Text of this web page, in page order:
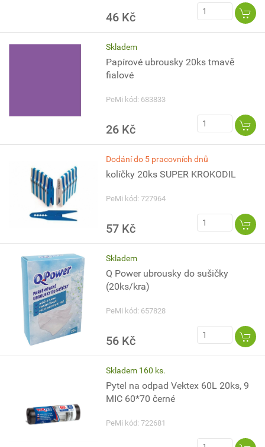
46 Kč
Skladem
Papírové ubrousky 20ks tmavě
fialové
PeMi kód: 683833
26 Kč
Dodání do 5 pracovních dnů
kolíčky 20ks SUPER KROKODIL
PeMi kód: 727964
57 Kč
Skladem
Q Power ubrousky do sušičky
(20ks/kra)
PeMi kód: 657828
56 Kč
Skladem 160 ks.
Pytel na odpad Vektex 60L 20ks, 9
MIC 60*70 černé
PeMi kód: 722681